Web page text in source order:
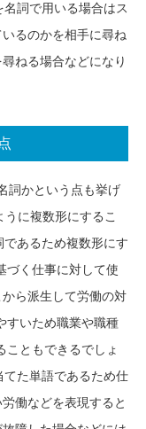
詞で用いる場合はス
るのかを相手に尋ね
ねる場合などになり
詞かという点も挙げ
に複数形にするこ
あるため複数形にす
づく仕事に対して使
ら派生して労働の対
すいため職業や職種
こともできるでしょ
た単語であるため仕
働などを表現すると